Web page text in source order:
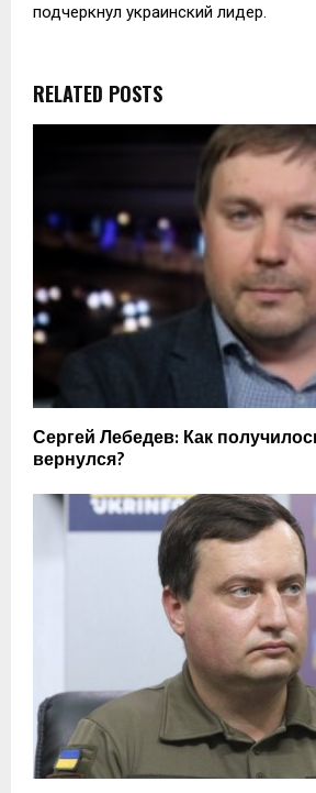
подчеркнул украинский лидер.
RELATED POSTS
Сергей Лебедев: Как
вернулся?